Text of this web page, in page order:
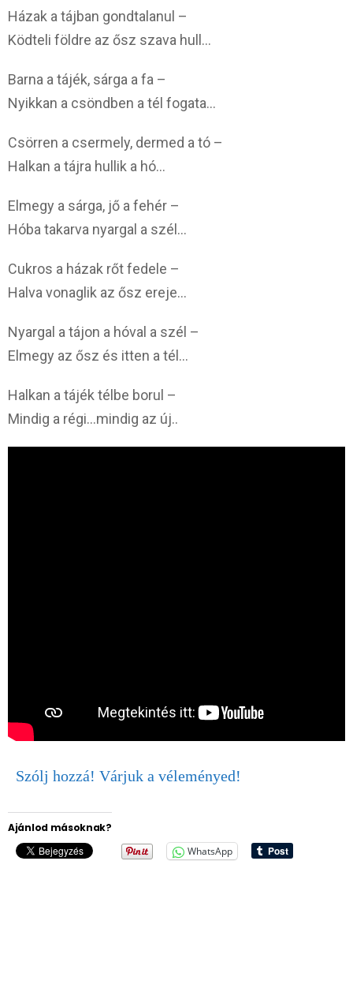
Házak a tájban gondtalanul –
Ködteli földre az ősz szava hull…
Barna a tájék, sárga a fa –
Nyikkan a csöndben a tél fogata…
Csörren a csermely, dermed a tó –
Halkan a tájra hullik a hó…
Elmegy a sárga, jő a fehér –
Hóba takarva nyargal a szél…
Cukros a házak rőt fedele –
Halva vonaglik az ősz ereje…
Nyargal a tájon a hóval a szél –
Elmegy az ősz és itten a tél…
Halkan a tájék télbe borul –
Mindig a régi…mindig az új..
Szólj hozzá! Várjuk a véleményed!
Ajánlod másoknak?
WhatsApp